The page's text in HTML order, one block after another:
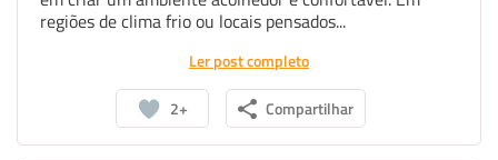
regiões de clima frio ou locais pensados...
Ler post completo
2+ Compartilhar